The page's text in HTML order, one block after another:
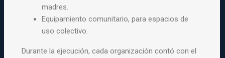
madres.
Equipamiento comunitario, para espacios de
uso colectivo.
Durante la ejecución, cada organización contó con el